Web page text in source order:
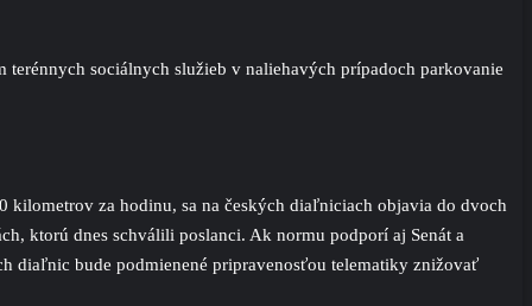
sociálnych služieb v naliehavých prípadoch parkovanie
za hodinu, sa na českých diaľniciach objavia do dvoch
ktorú dnes schválili poslanci. Ak normu podporí aj Senát a
diaľnic bude podmienené pripravenosťou telematiky znižovať